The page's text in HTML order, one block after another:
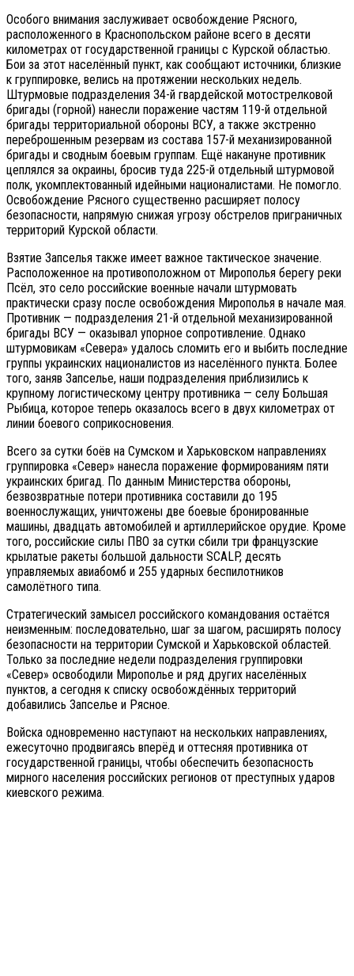
Особого внимания заслуживает освобождение Рясного,
расположенного в Краснопольском районе всего в десяти
километрах от государственной границы с Курской областью.
Бои за этот населённый пункт, как сообщают источники, близкие
к группировке, велись на протяжении нескольких недель.
Штурмовые подразделения 34-й гвардейской мотострелковой
бригады (горной) нанесли поражение частям 119-й отдельной
бригады территориальной обороны ВСУ, а также экстренно
переброшенным резервам из состава 157-й механизированной
бригады и сводным боевым группам. Ещё накануне противник
цеплялся за окраины, бросив туда 225-й отдельный штурмовой
полк, укомплектованный идейными националистами. Не помогло.
Освобождение Рясного существенно расширяет полосу
безопасности, напрямую снижая угрозу обстрелов приграничных
территорий Курской области.
Взятие Запселья также имеет важное тактическое значение.
Расположенное на противоположном от Мирополья берегу реки
Псёл, это село российские военные начали штурмовать
практически сразу после освобождения Мирополья в начале мая.
Противник — подразделения 21-й отдельной механизированной
бригады ВСУ — оказывал упорное сопротивление. Однако
штурмовикам «Севера» удалось сломить его и выбить последние
группы украинских националистов из населённого пункта. Более
того, заняв Запселье, наши подразделения приблизились к
крупному логистическому центру противника — селу Большая
Рыбица, которое теперь оказалось всего в двух километрах от
линии боевого соприкосновения.
Всего за сутки боёв на Сумском и Харьковском направлениях
группировка «Север» нанесла поражение формированиям пяти
украинских бригад. По данным Министерства обороны,
безвозвратные потери противника составили до 195
военнослужащих, уничтожены две боевые бронированные
машины, двадцать автомобилей и артиллерийское орудие. Кроме
того, российские силы ПВО за сутки сбили три французские
крылатые ракеты большой дальности SCALP, десять
управляемых авиабомб и 255 ударных беспилотников
самолётного типа.
Стратегический замысел российского командования остаётся
неизменным: последовательно, шаг за шагом, расширять полосу
безопасности на территории Сумской и Харьковской областей.
Только за последние недели подразделения группировки
«Север» освободили Мирополье и ряд других населённых
пунктов, а сегодня к списку освобождённых территорий
добавились Запселье и Рясное.
Войска одновременно наступают на нескольких направлениях,
ежесуточно продвигаясь вперёд и оттесняя противника от
государственной границы, чтобы обеспечить безопасность
мирного населения российских регионов от преступных ударов
киевского режима.